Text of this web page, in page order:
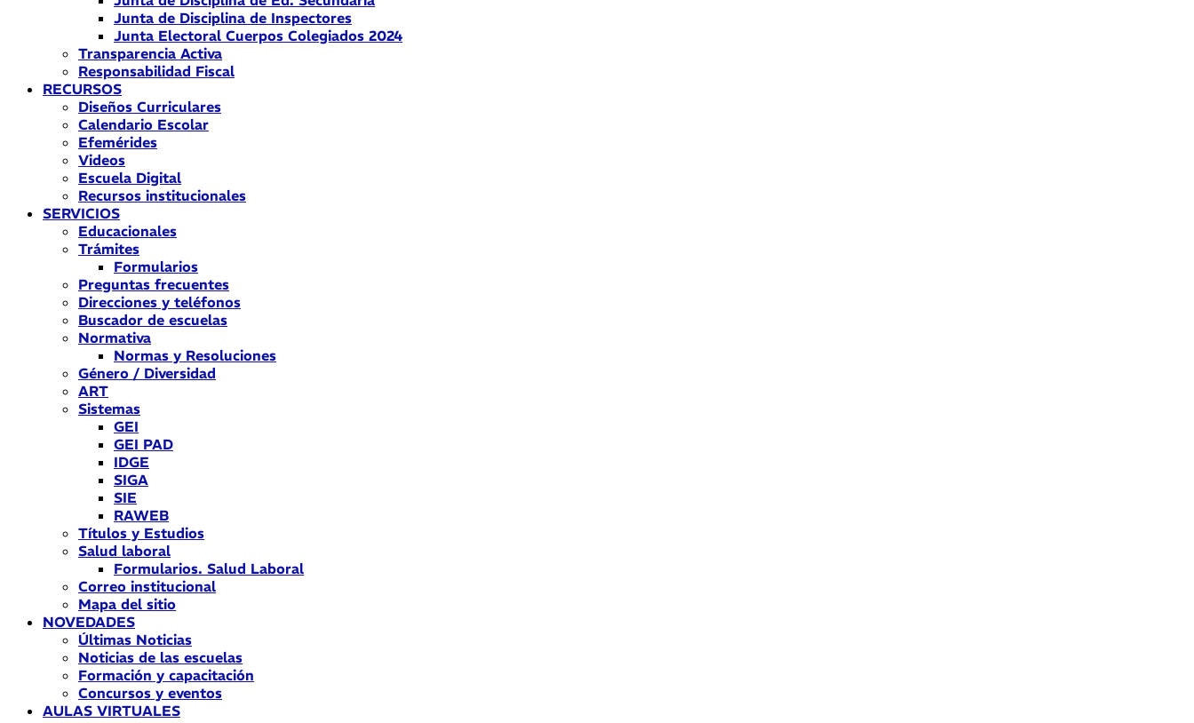
Junta de Disciplina de Inspectores
Junta Electoral Cuerpos Colegiados 2024
Transparencia Activa
Responsabilidad Fiscal
RECURSOS
Diseños Curriculares
Calendario Escolar
Efemérides
Videos
Escuela Digital
Recursos institucionales
SERVICIOS
Educacionales
Trámites
Formularios
Preguntas frecuentes
Direcciones y teléfonos
Buscador de escuelas
Normativa
Normas y Resoluciones
Género / Diversidad
ART
Sistemas
GEI
GEI PAD
IDGE
SIGA
SIE
RAWEB
Títulos y Estudios
Salud laboral
Formularios. Salud Laboral
Correo institucional
Mapa del sitio
NOVEDADES
Últimas Noticias
Noticias de las escuelas
Formación y capacitación
Concursos y eventos
AULAS VIRTUALES